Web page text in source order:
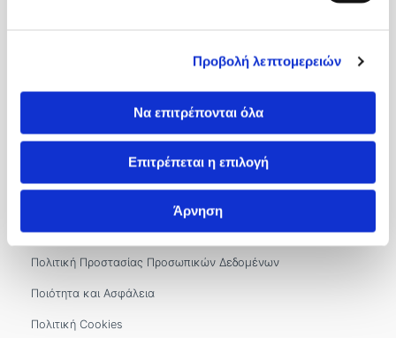
Προβολή λεπτομερειών
Να επιτρέπονται όλα
Επιτρέπεται η επιλογή
Άρνηση
2310 966100&2310 966302&2310 966300
info.kyanous@imitheamg.gr
Αρ. Γ.Ε.ΜΗ.: 183786001000
Πολιτική Προστασίας Προσωπικών Δεδομένων
Ποιότητα και Ασφάλεια
Πολιτική Cookies